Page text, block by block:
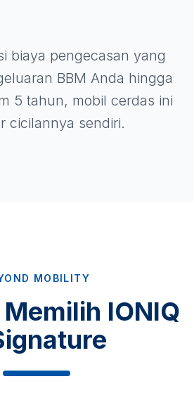
biaya pengecasan yang
BBM Anda hingga
5 tahun, mobil cerdas ini
cicilannya sendiri.
MOBILITY
IONIQ